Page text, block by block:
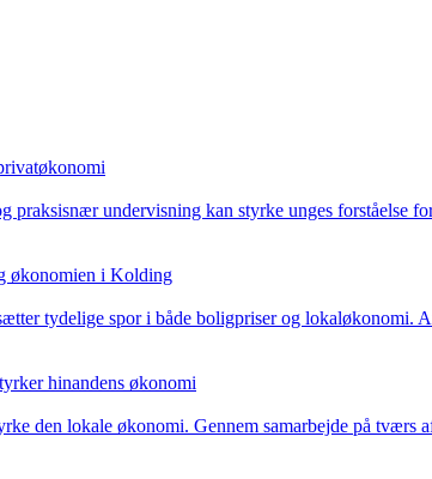
undervisning kan styrke unges forståelse
økonomien i Kolding
tydelige spor i både boligpriser og
hinandens økonomi
den lokale økonomi. Gennem samarbejde på